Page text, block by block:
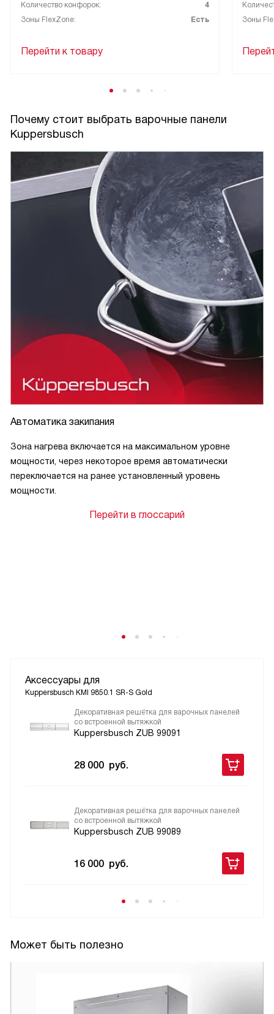
Количество конфорок:
4
Зоны FlexZone:
Есть
Перейти к товару
Зоны
Почему стоит выбрать варочные панели
Kuppersbusch
Автоматика закипания
Зона нагрева включается на максимальном уровне
мощности, через некоторое время автоматически
переключается на ранее установленный уровень
мощности.
Перейти в глоссарий
Аксессуары для
Kuppersbusch KMI 9850.1 SR-S Gold
Декоративная решётка для варочных панелей
со встроенной вытяжкой
Kuppersbusch ZUB 99091
28 000 руб.
Декоративная решётка для варочных панелей
со встроенной вытяжкой
Kuppersbusch ZUB 99089
16 000 руб.
Может быть полезно